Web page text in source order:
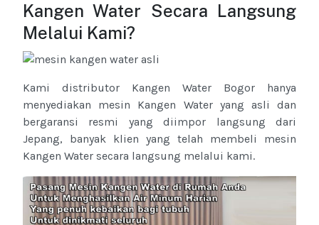
Kangen Water Secara Langsung
Melalui Kami?
Kami distributor Kangen Water Bogor hanya
menyediakan mesin Kangen Water yang asli dan
bergaransi resmi yang diimpor langsung dari
Jepang, banyak klien yang telah membeli mesin
Kangen Water secara langsung melalui kami.